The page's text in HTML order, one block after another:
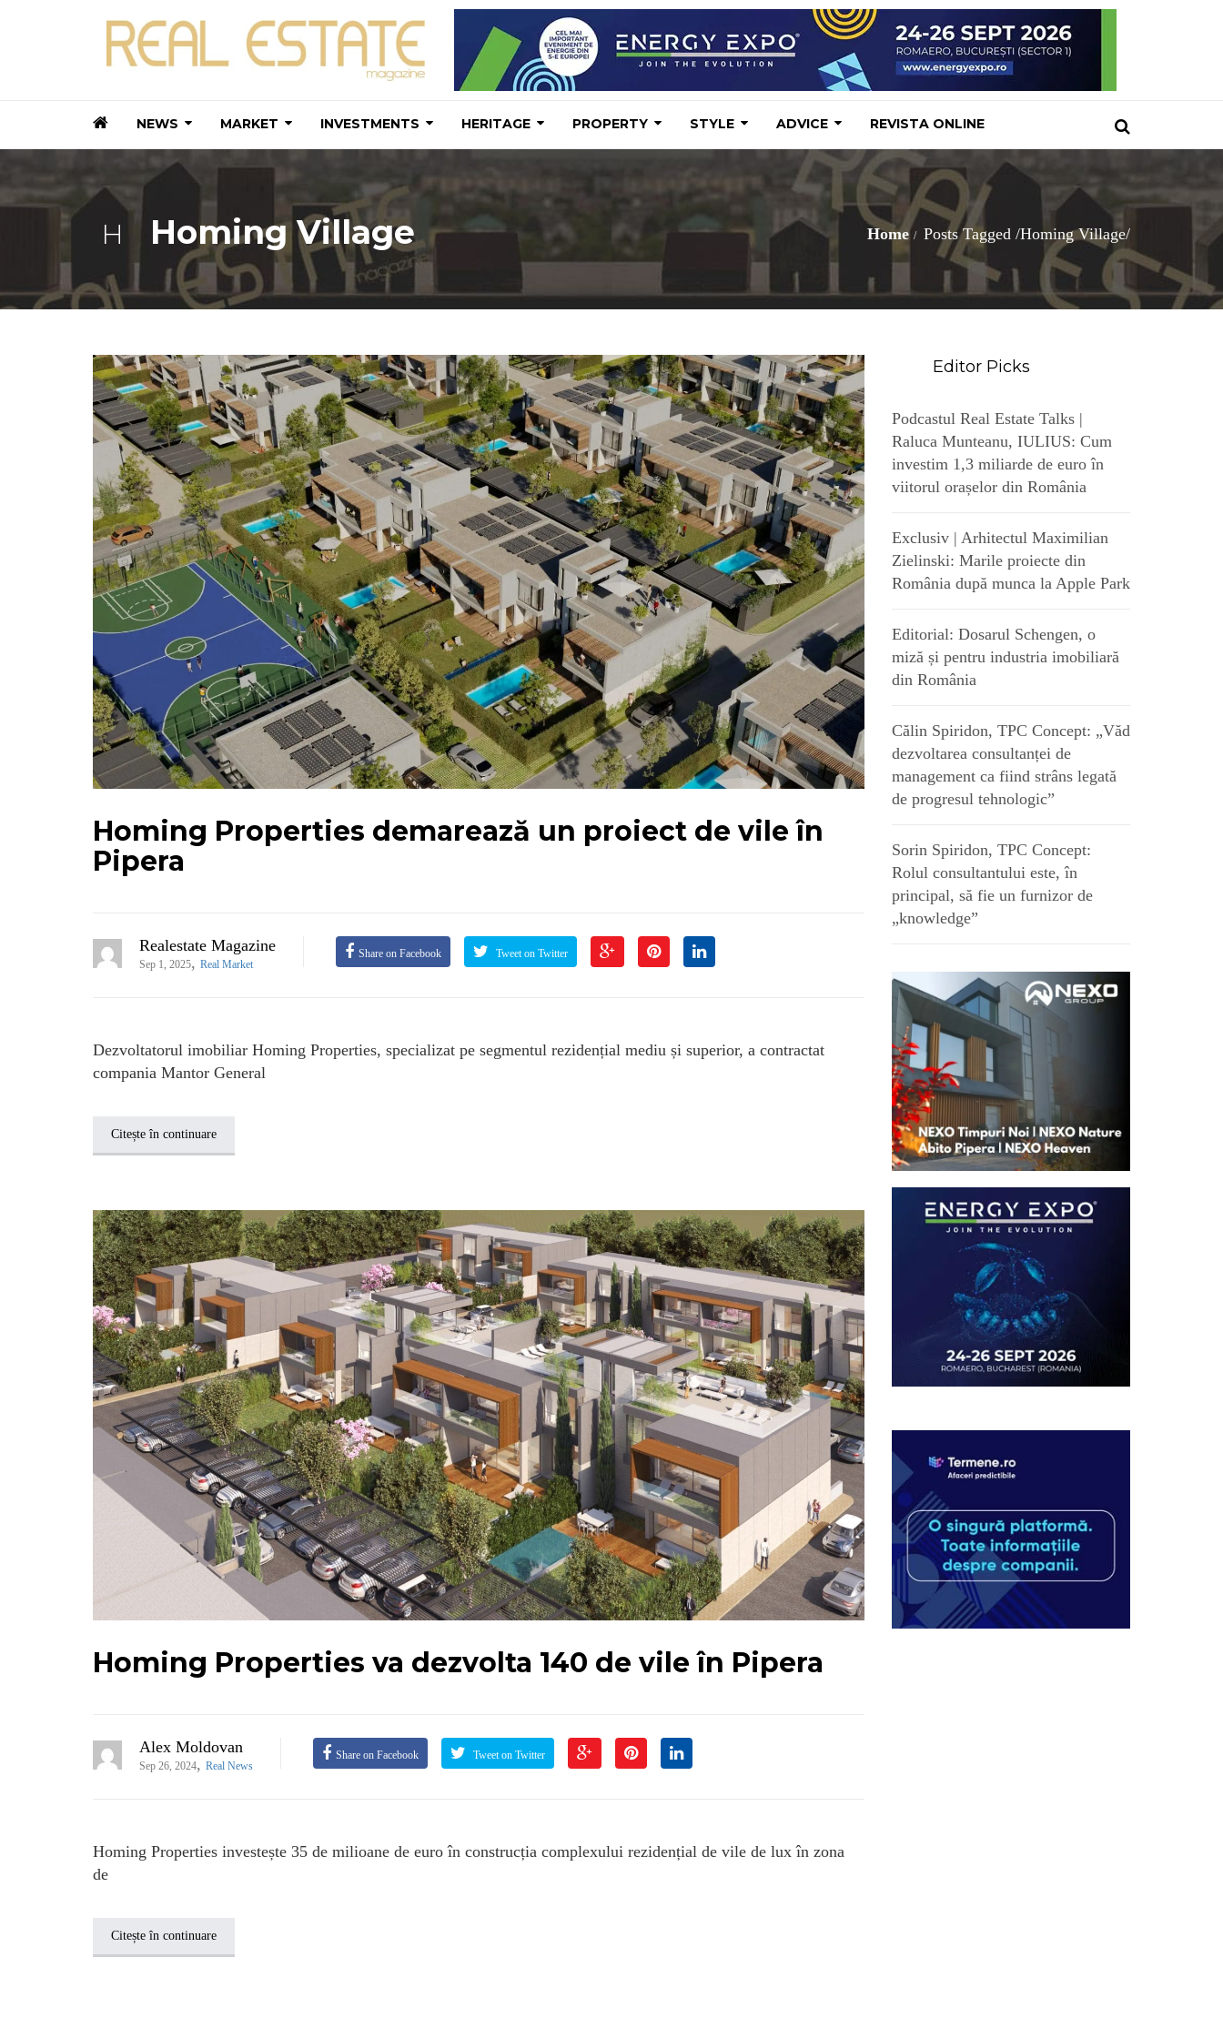
NEWS MARKET INVESTMENTS HERITAGE PROPERTY STYLE ADVICE REVISTA ONLINE
H Homing Village Home Posts Tagged /Homing Village/
Homing Properties demarează un proiect de vile în
Pipera
Realestate Magazine
Sep 1, 2025, Real Market
Share on Facebook Tweet on Twitter
Dezvoltatorul imobiliar Homing Properties, specializat pe segmentul rezidențial mediu și superior, a contractat
compania Mantor General
Citește în continuare
Homing Properties va dezvolta 140 de vile în Pipera
Alex Moldovan
Sep 26, 2024, Real News
Share on Facebook Tweet on Twitter
Homing Properties investește 35 de milioane de euro în construcția complexului rezidențial de vile de lux în zona
de
Citește în continuare
Editor Picks
Podcastul Real Estate Talks |
Raluca Munteanu, IULIUS: Cum
investim 1,3 miliarde de euro în
viitorul orașelor din România
Exclusiv | Arhitectul Maximilian
Zielinski: Marile proiecte din
România după munca la Apple Park
Editorial: Dosarul Schengen, o
miză și pentru industria imobiliară
din România
Călin Spiridon, TPC Concept: „Văd
dezvoltarea consultanței de
management ca fiind strâns legată
de progresul tehnologic”
Sorin Spiridon, TPC Concept:
Rolul consultantului este, în
principal, să fie un furnizor de
„knowledge”